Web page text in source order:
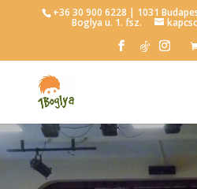
+36 30 900 6228 | 1031
Boglya u. 1. fsz.